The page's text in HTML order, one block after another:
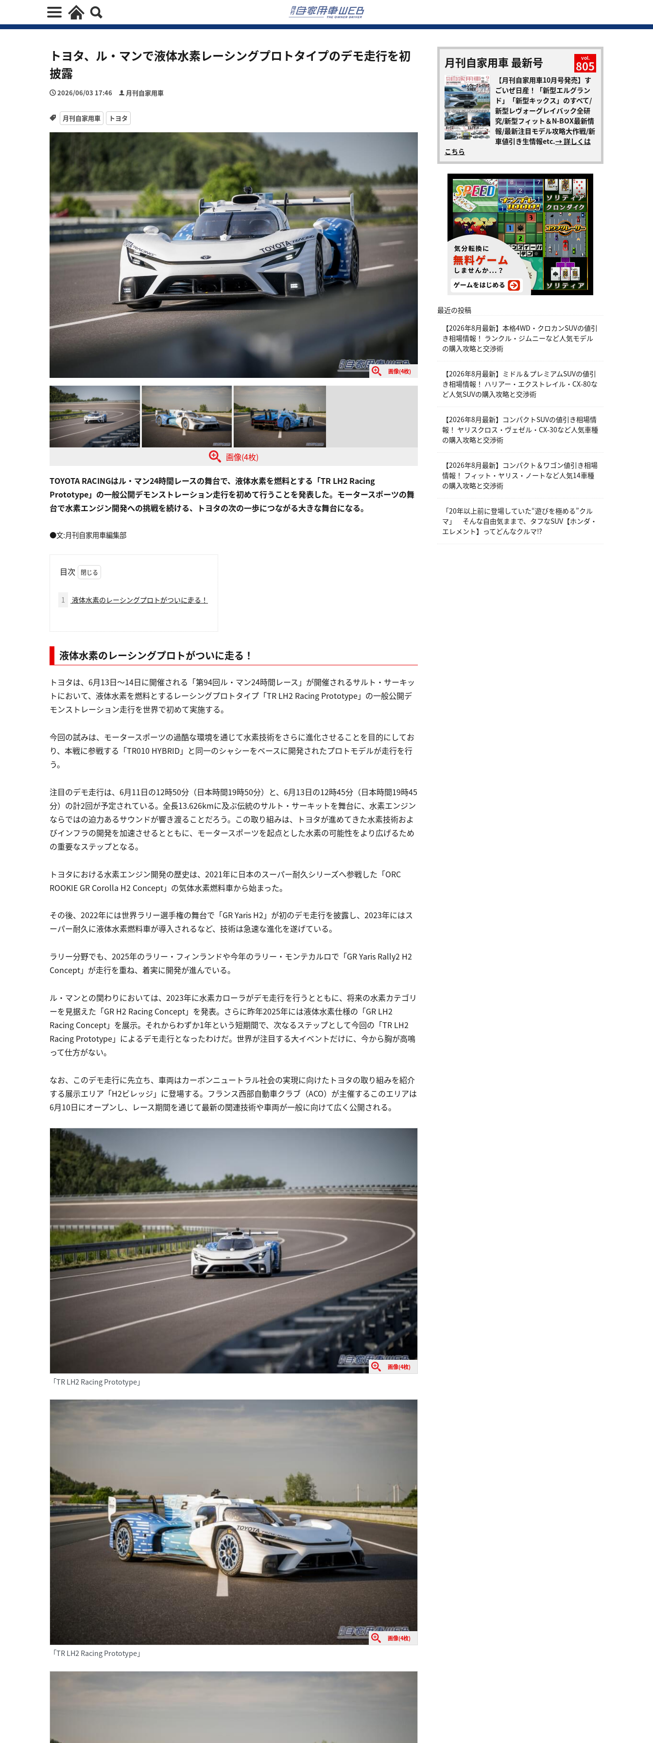
トヨタ、ル・マンで液体水素レーシングプロトタイプのデモ走行を初
披露
2026/06/03 17:46 月刊自家用車
月刊自家用車 トヨタ
画像(4枚)
画像(4枚)
TOYOTA RACINGはル・マン24時間レースの舞台で、液体水素を燃料とする「TR LH2 Racing
Prototype」の一般公開デモンストレーション走行を初めて行うことを発表した。モータースポーツの舞
台で水素エンジン開発への挑戦を続ける、トヨタの次の一歩につながる大きな舞台になる。
●文:月刊自家用車編集部
目次
1 液体水素のレーシングプロトがついに走る！
液体水素のレーシングプロトがついに走る！
トヨタは、6月13日～14日に開催される「第94回ル・マン24時間レース」が開催されるサルト・サーキッ
トにおいて、液体水素を燃料とするレーシングプロトタイプ「TR LH2 Racing Prototype」の一般公開デ
モンストレーション走行を世界で初めて実施する。
今回の試みは、モータースポーツの過酷な環境を通じて水素技術をさらに進化させることを目的にしてお
り、本戦に参戦する「TR010 HYBRID」と同一のシャシーをベースに開発されたプロトモデルが走行を行
う。
注目のデモ走行は、6月11日の12時50分（日本時間19時50分）と、6月13日の12時45分（日本時間19時45
分）の計2回が予定されている。全長13.626kmに及ぶ伝統のサルト・サーキットを舞台に、水素エンジン
ならではの迫力あるサウンドが響き渡ることだろう。この取り組みは、トヨタが進めてきた水素技術およ
びインフラの開発を加速させるとともに、モータースポーツを起点とした水素の可能性をより広げるため
の重要なステップとなる。
トヨタにおける水素エンジン開発の歴史は、2021年に日本のスーパー耐久シリーズへ参戦した「ORC
ROOKIE GR Corolla H2 Concept」の気体水素燃料車から始まった。
その後、2022年には世界ラリー選手権の舞台で「GR Yaris H2」が初のデモ走行を披露し、2023年にはス
ーパー耐久に液体水素燃料車が導入されるなど、技術は急速な進化を遂げている。
ラリー分野でも、2025年のラリー・フィンランドや今年のラリー・モンテカルロで「GR Yaris Rally2 H2
Concept」が走行を重ね、着実に開発が進んでいる。
ル・マンとの関わりにおいては、2023年に水素カローラがデモ走行を行うとともに、将来の水素カテゴリ
ーを見据えた「GR H2 Racing Concept」を発表。さらに昨年2025年には液体水素仕様の「GR LH2
Racing Concept」を展示。それからわずか1年という短期間で、次なるステップとして今回の「TR LH2
Racing Prototype」によるデモ走行となったわけだ。世界が注目する大イベントだけに、今から胸が高鳴
って仕方がない。
なお、このデモ走行に先立ち、車両はカーボンニュートラル社会の実現に向けたトヨタの取り組みを紹介
する展示エリア「H2ビレッジ」に登場する。フランス西部自動車クラブ（ACO）が主催するこのエリアは
6月10日にオープンし、レース期間を通じて最新の関連技術や車両が一般に向けて広く公開される。
画像(4枚)
「TR LH2 Racing Prototype」
画像(4枚)
「TR LH2 Racing Prototype」
月刊自家用車 最新号 vol.
805
【月刊自家用車10月号発売】す
ごいぜ日産！「新型エルグラン
ド」「新型キックス」のすべて/
新型レヴォーグレイバック全研
究/新型フィット＆N-BOX最新情
報/最新注目モデル攻略大作戦/新
車値引き生情報etc.→ 詳しくは
こちら
最近の投稿
【2026年8月最新】本格4WD・クロカンSUVの値引
き相場情報！ ランクル・ジムニーなど人気モデル
の購入攻略と交渉術
【2026年8月最新】ミドル＆プレミアムSUVの値引
き相場情報！ ハリアー・エクストレイル・CX-80な
ど人気SUVの購入攻略と交渉術
【2026年8月最新】コンパクトSUVの値引き相場情
報！ ヤリスクロス・ヴェゼル・CX-30など人気車種
の購入攻略と交渉術
【2026年8月最新】コンパクト＆ワゴン値引き相場
情報！ フィット・ヤリス・ノートなど人気14車種
の購入攻略と交渉術
「20年以上前に登場していた“遊びを極める”クル
マ」 そんな自由気ままで、タフなSUV【ホンダ・
エレメント】ってどんなクルマ⁉︎